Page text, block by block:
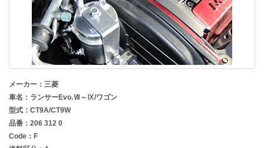
メーカー：三菱
車名：ランサーEvo.Ⅶ～Ⅸ/ワゴン
型式：CT9A/CT9W
品番：206 312 0
Code：F